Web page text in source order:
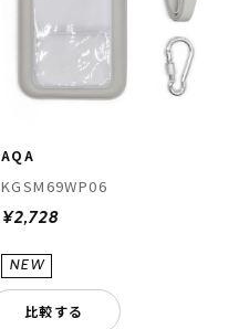
AQA
KGSM69WP06
¥2,728
比較する